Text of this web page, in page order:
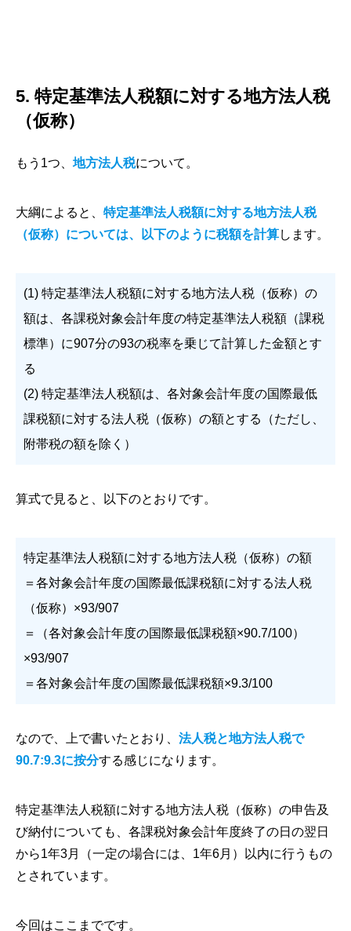
5. 特定基準法人税額に対する地方法人税
（仮称）
もう1つ、 地方法人税について。
大綱によると、 特定基準法人税額に対する地方法人税
（仮称）については、以下のように税額を計算します。
(1) 特定基準法人税額に対する地方法人税（仮称）の
額は、各課税対象会計年度の特定基準法人税額（課税
標準）に907分の93の税率を乗じて計算した金額とす
る
(2) 特定基準法人税額は、各対象会計年度の国際最低
課税額に対する法人税（仮称）の額とする（ただし、
附帯税の額を除く）
算式で見ると、以下のとおりです。
特定基準法人税額に対する地方法人税（仮称）の額
＝各対象会計年度の国際最低課税額に対する法人税
（仮称）×93/907
＝（各対象会計年度の国際最低課税額×90.7/100）
×93/907
＝各対象会計年度の国際最低課税額×9.3/100
なので、上で書いたとおり、 法人税と地方法人税で
90.7:9.3に按分する感じになります。
特定基準法人税額に対する地方法人税（仮称）の申告及
び納付についても、各課税対象会計年度終了の日の翌日
から1年3月（一定の場合には、1年6月）以内に行うもの
とされています。
今回はここまでです。